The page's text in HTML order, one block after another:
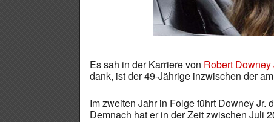
Es sah in der Karriere von Robert Downey
dank, ist der 49-Jährige inzwischen der
Im zweiten Jahr in Folge führt Downey Jr.
Demnach hat er in der Zeit zwischen Juli